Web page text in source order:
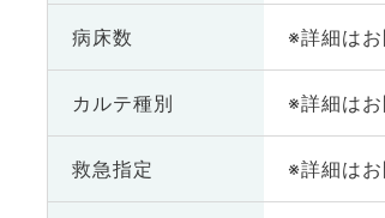
病床数 ※詳細は
カルテ種別 ※詳細は
救急指定 ※詳細は